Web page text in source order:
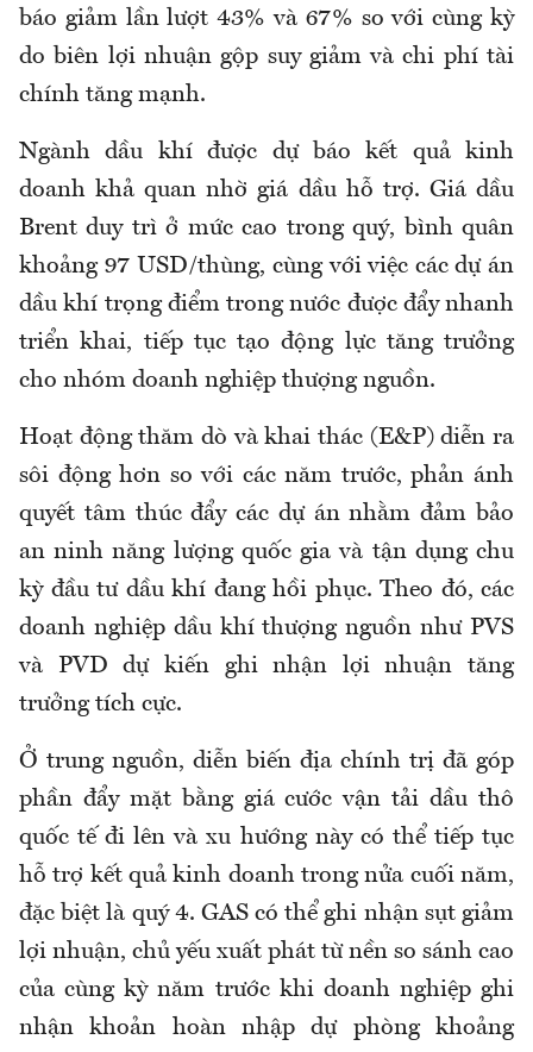
báo giảm lần lượt 43% và 67% so với cùng kỳ
do biên lợi nhuận gộp suy giảm và chi phí tài
chính tăng mạnh.
Ngành dầu khí được dự báo kết quả kinh
doanh khả quan nhờ giá dầu hỗ trợ. Giá dầu
Brent duy trì ở mức cao trong quý, bình quân
khoảng 97 USD/thùng, cùng với việc các dự án
dầu khí trọng điểm trong nước được đẩy nhanh
triển khai, tiếp tục tạo động lực tăng trưởng
cho nhóm doanh nghiệp thượng nguồn.
Hoạt động thăm dò và khai thác (E&P) diễn ra
sôi động hơn so với các năm trước, phản ánh
quyết tâm thúc đẩy các dự án nhằm đảm bảo
an ninh năng lượng quốc gia và tận dụng chu
kỳ đầu tư dầu khí đang hồi phục. Theo đó, các
doanh nghiệp dầu khí thượng nguồn như PVS
và PVD dự kiến ghi nhận lợi nhuận tăng
trưởng tích cực.
Ở trung nguồn, diễn biến địa chính trị đã góp
phần đẩy mặt bằng giá cước vận tải dầu thô
quốc tế đi lên và xu hướng này có thể tiếp tục
hỗ trợ kết quả kinh doanh trong nửa cuối năm,
đặc biệt là quý 4. GAS có thể ghi nhận sụt giảm
lợi nhuận, chủ yếu xuất phát từ nền so sánh cao
của cùng kỳ năm trước khi doanh nghiệp ghi
nhận khoản hoàn nhập dự phòng khoảng